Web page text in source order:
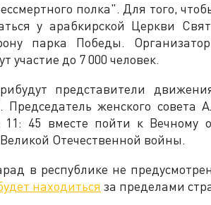
полка". Для того,
у арабкирской Церкви
парка Победы.
участие до 7 000 человек.
представители
женского совета
11: 45 вместе пойти к Вечному
Отечественной войны.
в республике не
находиться за пределами